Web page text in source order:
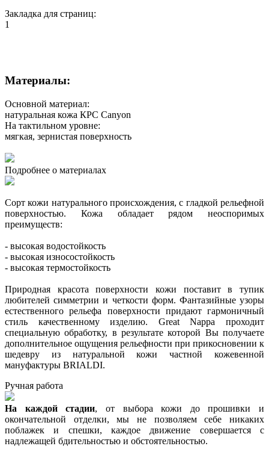
Закладка для страниц:
1
Материалы:
Основной материал:
натуральная кожа КРС Canyon
На тактильном уровне:
мягкая, зернистая поверхность
Подробнее о материалах
Сорт кожи натурального происхождения, с гладкой рельефной
поверхностью. Кожа обладает рядом неоспоримых
преимуществ:
- высокая водостойкость
- высокая износостойкость
- высокая термостойкость
Природная красота поверхности кожи поставит в тупик
любителей симметрии и четкости форм. Фантазийные узоры
естественного рельефа поверхности придают гармоничный
стиль качественному изделию. Great Nappa проходит
специальную обработку, в результате которой Вы получаете
дополнительное ощущения рельефности при прикосновении к
шедевру из натуральной кожи частной кожевенной
мануфактуры BRIALDI.
Ручная работа
На каждой стадии, от выбора кожи до прошивки и
окончательной отделки, мы не позволяем себе никаких
поблажек и спешки, каждое движение совершается с
надлежащей бдительностью и обстоятельностью.